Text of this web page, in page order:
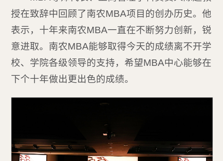
授在致辞中回顾了南农MBA项目的创办历史。他
表示，十年来南农MBA一直在不断努力创新，锐
意进取。南农MBA能够取得今天的成绩离不开学
校、学院各级领导的支持，希望MBA中心能够在
下个十年做出更出色的成绩。